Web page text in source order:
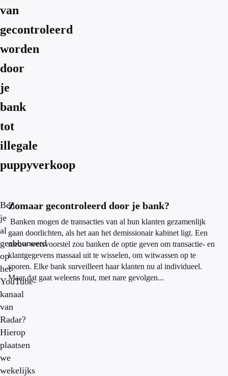
van
gecontroleerd
worden
door
je
bank
tot
illegale
puppyverkoop
Ben
je
al
geabboneerd
op
het
YouTube-
kanaal
van
Radar?
Hierop
plaatsen
we
wekelijks
Zomaar gecontroleerd door je bank?
Banken mogen de transacties van al hun klanten gezamenlijk
gaan doorlichten, als het aan het demissionair kabinet ligt. Een
nieuw wetsvoorstel zou banken de optie geven om transactie- en
klantgegevens massaal uit te wisselen, om witwassen op te
sporen. Elke bank surveilleert haar klanten nu al individueel.
Maar dat gaat weleens fout, met nare gevolgen...